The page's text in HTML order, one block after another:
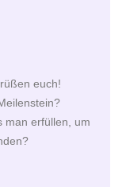
euch!
man erfüllen, um